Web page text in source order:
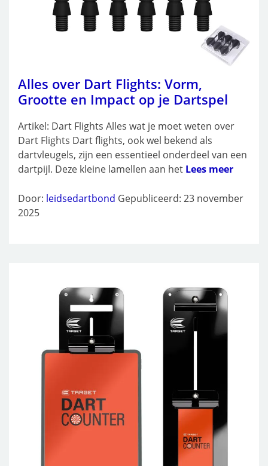
Alles over Dart Flights: Vorm,
Grootte en Impact op je Dartspel
Artikel: Dart Flights Alles wat je moet weten over
Dart Flights Dart flights, ook wel bekend als
dartvleugels, zijn een essentieel onderdeel van een
dartpijl. Deze kleine lamellen aan het Lees meer
Door: leidsedartbond Gepubliceerd: 23 november
2025